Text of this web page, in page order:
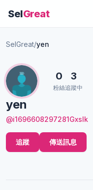
SelGreat
SelGreat/yen
yen
@i1696608297281Gxslk
0
粉絲
3
追蹤中
追蹤 傳送訊息